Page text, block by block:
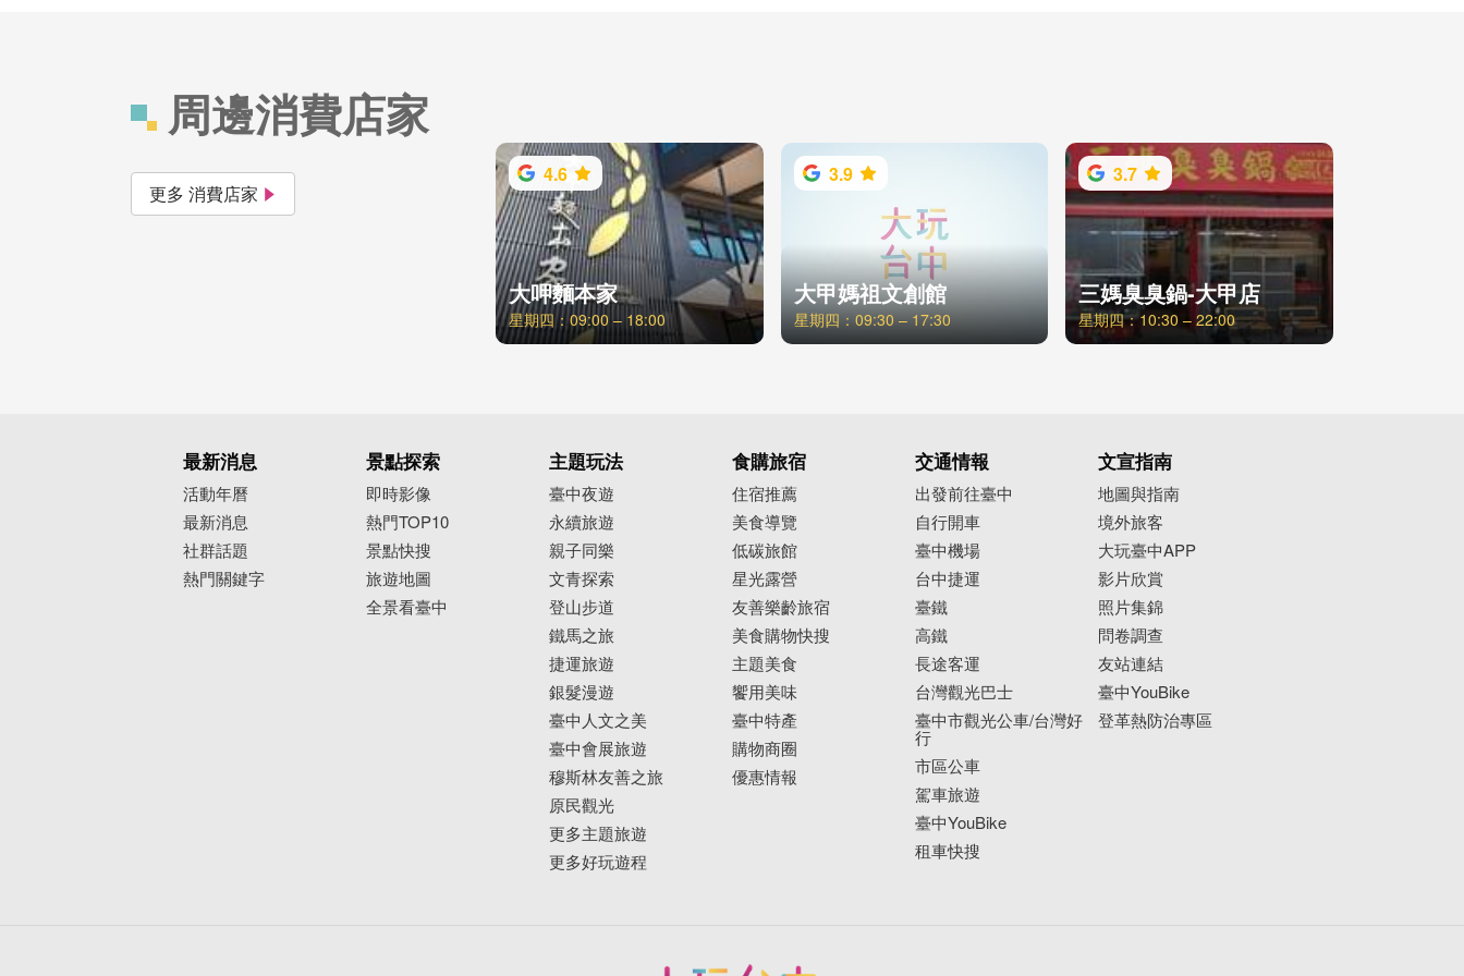
周邊消費店家
更多 消費店家
4.6
大呷麵本家
星期四：09:00 – 18:00
3.9
大甲媽祖文創館
星期四：09:30 – 17:30
3.7
三媽臭臭鍋-大甲店
星期四：10:30 – 22:00
最新消息
活動年曆
最新消息
社群話題
熱門關鍵字
景點探索
即時影像
熱門TOP10
景點快搜
旅遊地圖
全景看臺中
主題玩法
臺中夜遊
永續旅遊
親子同樂
文青探索
登山步道
鐵馬之旅
捷運旅遊
銀髮漫遊
臺中人文之美
臺中會展旅遊
穆斯林友善之旅
原民觀光
更多主題旅遊
更多好玩遊程
食購旅宿
住宿推薦
美食導覽
低碳旅館
星光露營
友善樂齡旅宿
美食購物快搜
主題美食
饗用美味
臺中特產
購物商圈
優惠情報
交通情報
出發前往臺中
自行開車
臺中機場
台中捷運
臺鐵
高鐵
長途客運
台灣觀光巴士
臺中市觀光公車/台灣好
行
市區公車
駕車旅遊
臺中YouBike
租車快搜
文宣指南
地圖與指南
境外旅客
大玩臺中APP
影片欣賞
照片集錦
問卷調查
友站連結
臺中YouBike
登革熱防治專區